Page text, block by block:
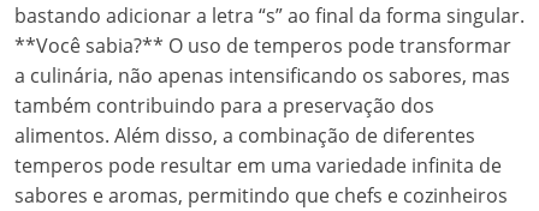
bastando adicionar a letra “s” ao final da forma singular.
**Você sabia?** O uso de temperos pode transformar
a culinária, não apenas intensificando os sabores, mas
também contribuindo para a preservação dos
alimentos. Além disso, a combinação de diferentes
temperos pode resultar em uma variedade infinita de
sabores e aromas, permitindo que chefs e cozinheiros